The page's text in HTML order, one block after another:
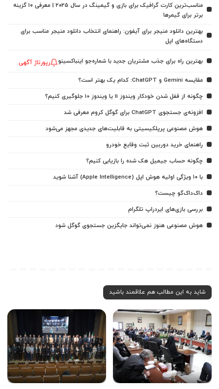
مناسب‌ترین کارت گرافیک برای بازی و گیمینگ در سال ۲۰۲۵ | معرفی ۱۰ گزینه
برتر برای گیمرها
بهترین دانلود منیجر برای آیفون: راهنمای انتخاب دانلود منیجر مناسب برای
دستگاه‌های اپل
بهترین راه برای جذب مشتریان جدید با شماره‌جو اینباکسینو رپورتاژ آگهی
مقایسه Gemini و ChatGPT: کدام یک بهتر است؟
چگونه از قفل شدن خودکار ویندوز 11 یا ویندوز 10 جلوگیری کنیم؟
افزونه‌ی جستجوی ChatGPT برای گوگل کروم معرفی شد
هوش مصنوعی پرپلکیسیتی به قابلیت‌های جدیدی مجهز می‌شود
راهنمای خرید دوربین ثبت وقایع خودرو
چگونه حساب جیمیل هک شده را بازیابی کنیم؟
با ۱۰ ویژگی اولیه هوش اپل (Apple Intelligence) آشنا شوید
داک‌داک‌گو چیست؟
بررسی بازی‌های ایردراپ تلگرام
هوش مصنوعی هنوز نمی‌تواند جایگزین جستجوی گوگل شود
شاید به این مطالب هم علاقمند باشید